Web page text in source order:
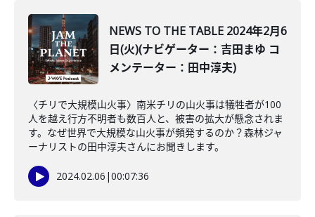
NEWS TO THE TABLE 2024年2月6
日(火)(ナビゲーター：吉田まゆ コ
メンテーター：田中淳夫)
〈チリで大規模山火事〉南米チリの山火事は犠牲者が100
人を越え行方不明者も数百人と、被害の拡大が懸念されま
す。なぜ世界で大規模な山火事が頻発するのか？森林ジャ
ーナリストの田中淳夫さんにお聞きします。
2024.02.06 |00:07:36